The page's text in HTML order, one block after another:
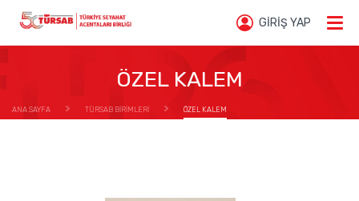
GİRİŞ YAP
ÖZEL KALEM
ANA SAYFA TÜRSAB BİRİMLERİ ÖZEL KALEM